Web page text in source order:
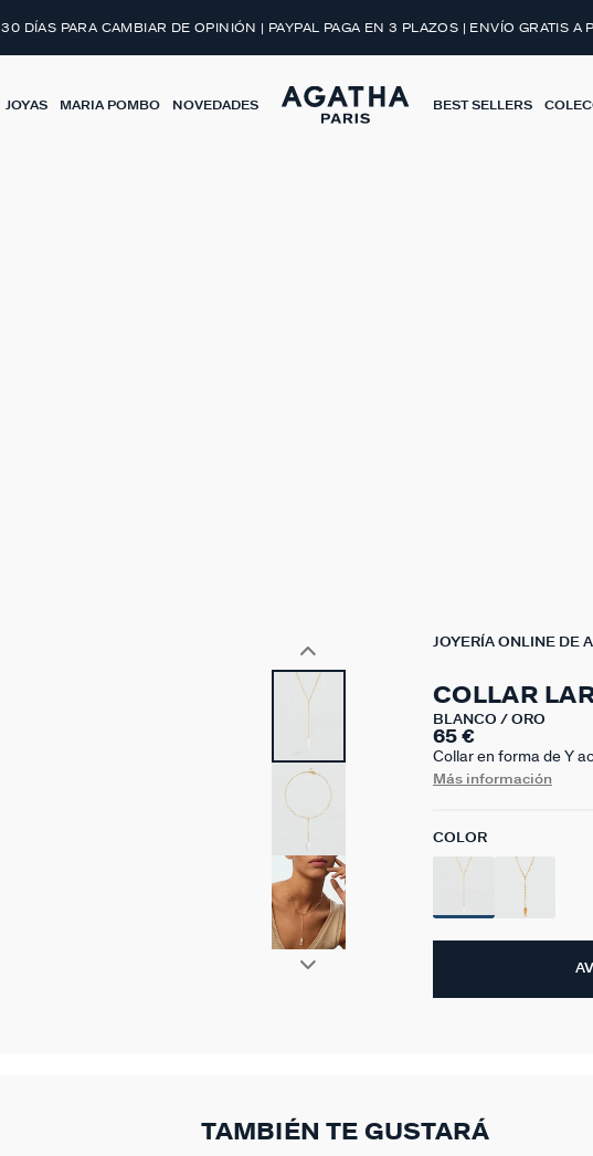
30 DÍAS PARA CAMBIAR DE OPINIÓN | PAYPAL PAGA EN 3 PLAZOS | ENVÍO GRATIS A
JOYAS MARIA POMBO NOVEDADES BEST SELLERS
JOYERÍA ONLINE DE
COLLAR
BLANCO / ORO
65 €
Collar en forma de Y
en color nácar o
con Calma, la nueva
mide 400 mm con un
Más información
COLOR
TAMBIÉN TE GUSTARÁ